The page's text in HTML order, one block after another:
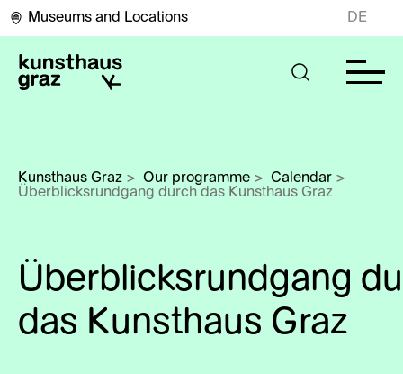
Museums and Locations DE
Kunsthaus Graz > Our programme > Calendar >
Überblicksrundgang durch das Kunsthaus Graz
Überblicksrundgang
das Kunsthaus Graz